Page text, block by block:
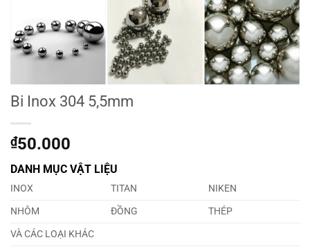
Bi Inox 304 5,5mm
₫50.000
DANH MỤC VẬT LIỆU
INOX TITAN
NIKEN
NHÔM
ĐỒNG
THÉP
VÀ CÁC LOẠI KHÁC